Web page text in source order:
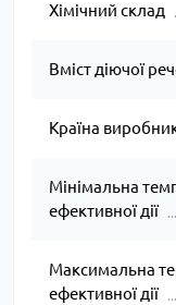
Хімічний склад
Вміст діючої
Країна
Мінімальна
ефективної дії
Максимальна
ефективної дії